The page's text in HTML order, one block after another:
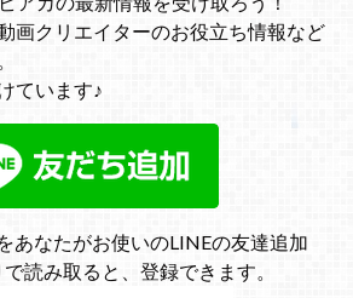
画クリエイターのお役立ち情報など
ています♪
あなたがお使いのLINEの友達追加
読み取ると、登録できます。